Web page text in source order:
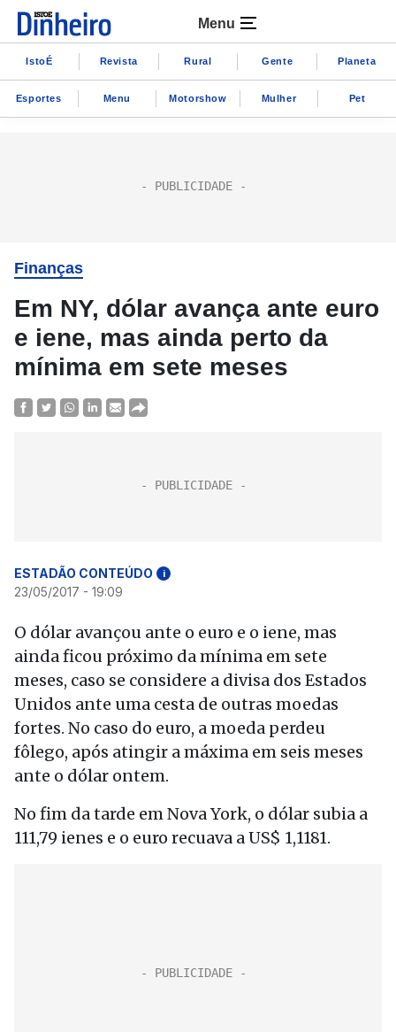
Menu
IstoÉ Revista Rural Gente Planeta
Esportes Menu Motorshow Mulher Pet
Finanças
Em NY, dólar avança ante euro
e iene, mas ainda perto da
mínima em sete meses
ESTADÃO CONTEÚDO i
23/05/2017 - 19:09
O dólar avançou ante o euro e o iene, mas
ainda ficou próximo da mínima em sete
meses, caso se considere a divisa dos Estados
Unidos ante uma cesta de outras moedas
fortes. No caso do euro, a moeda perdeu
fôlego, após atingir a máxima em seis meses
ante o dólar ontem.
No fim da tarde em Nova York, o dólar subia a
111,79 ienes e o euro recuava a US$ 1,1181.